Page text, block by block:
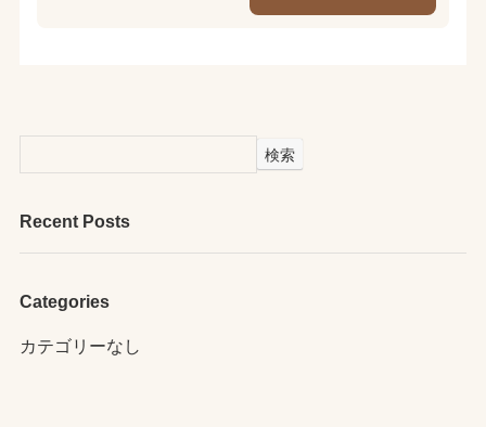
検索
Recent Posts
Categories
カテゴリーなし